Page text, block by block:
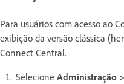
Para usuários com acesso ao
exibição da versão clássica
Connect Central.
Selecione Administração